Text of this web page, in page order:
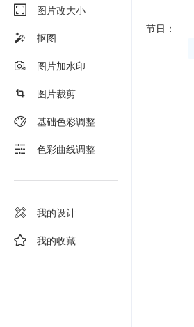
图片改大小
抠图
图片加水印
图片裁剪
基础色彩调整
色彩曲线调整
我的设计
我的收藏
节日：